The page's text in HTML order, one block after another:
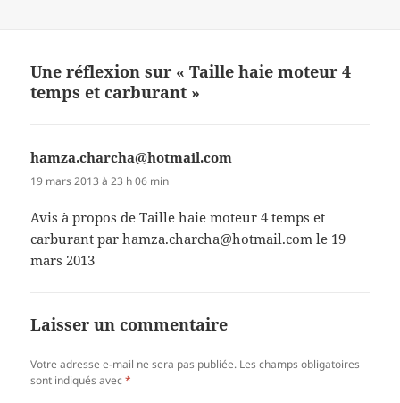
Une réflexion sur « Taille haie moteur 4
temps et carburant »
hamza.charcha@hotmail.com
19 mars 2013 à 23 h 06 min
Avis à propos de Taille haie moteur 4 temps et
carburant parhamza.charcha@hotmail.com le 19
mars 2013
Laisser un commentaire
Votre adresse e-mail ne sera pas publiée. Les champs obligatoires
sont indiqués avec*